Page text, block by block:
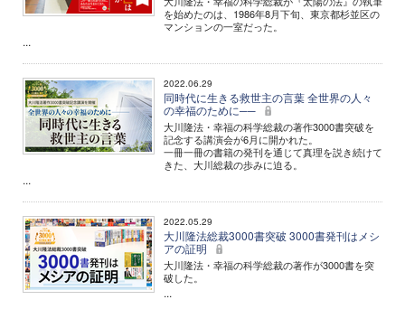
を始めたのは、1986年8月下旬、東京都杉並区の
マンションの一室だった。
...
2022.06.29
同時代に生きる救世主の言葉 全世界の人々
の幸福のために──
大川隆法・幸福の科学総裁の著作3000書突破を
記念する講演会が6月に開かれた。
一冊一冊の書籍の発刊を通じて真理を説き続けて
きた、大川総裁の歩みに迫る。
...
2022.05.29
大川隆法総裁3000書突破 3000書発刊はメシ
アの証明
大川隆法・幸福の科学総裁の著作が3000書を突
破した。
...